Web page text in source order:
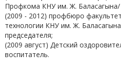
Профкома КНУ им. Ж. Баласагына/
(2009 - 2012) профбюро
технологии КНУ им. Ж.
председателя;
(2009 август) Детский
воспитатель.